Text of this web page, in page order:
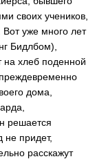
своих учеников,
уже много лет
Бидлбом),
на хлеб поденной
дома,
решается
не придет,
расскажут